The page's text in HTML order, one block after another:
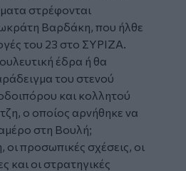
στρέφονται
Βαρδάκη, που ήλθε
του 23 στο ΣΥΡΙΖΑ.
έδρα ή θα
του στενού
και κολλητού
ο οποίος αρνήθηκε να
στη Βουλή;
οι προσωπικές σχέσεις, οι
και οι στρατηγικές